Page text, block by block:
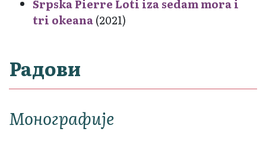
Srpska Pierre Loti iza sedam mora i
tri okeana(2021)
Радови
Монографије